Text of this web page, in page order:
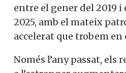
entre el gener del 2019 i
2025, amb el mateix
accelerat que trobem en
Només l’any passat, els